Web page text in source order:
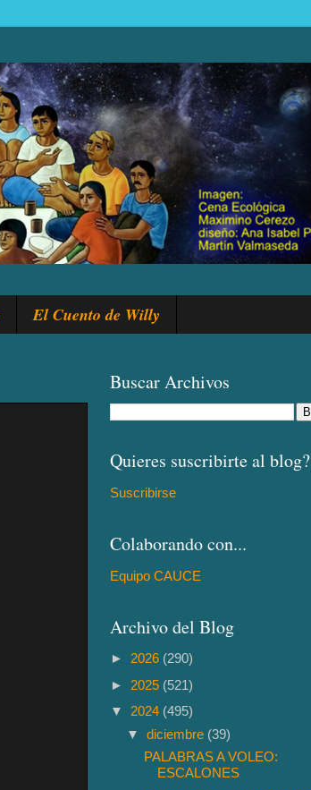
El Cuento de Willy
Buscar Archivos
Quieres suscribirte al blog?
Suscribirse
Colaborando con...
Equipo CAUCE
Archivo del Blog
► 2026 (290)
► 2025 (521)
▼ 2024 (495)
▼diciembre (39)
PALABRAS A VOLEO:
ESCALONES